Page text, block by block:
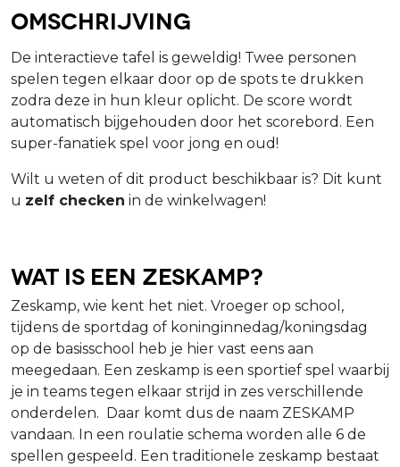
Omschrijving
De interactieve tafel is geweldig! Twee personen
spelen tegen elkaar door op de spots te drukken
zodra deze in hun kleur oplicht. De score wordt
automatisch bijgehouden door het scorebord. Een
super-fanatiek spel voor jong en oud!
Wilt u weten of dit product beschikbaar is? Dit kunt
u zelf checken in de winkelwagen!
Wat is een zeskamp?
Zeskamp, wie kent het niet. Vroeger op school,
tijdens de sportdag of koninginnedag/koningsdag
op de basisschool heb je hier vast eens aan
meegedaan. Een zeskamp is een sportief spel waarbij
je in teams tegen elkaar strijd in zes verschillende
onderdelen. Daar komt dus de naam ZESKAMP
vandaan. In een roulatie schema worden alle 6 de
spellen gespeeld. Een traditionele zeskamp bestaat